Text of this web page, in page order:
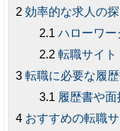
効率的な求人の
ハローワー
転職サイト
転職に必要な履
履歴書や
おすすめの転職